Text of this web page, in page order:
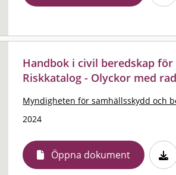
Handbok i civil beredskap
Riskkatalog - Olyckor med
Myndigheten för samhällsskydd och
2024
Öppna dokument